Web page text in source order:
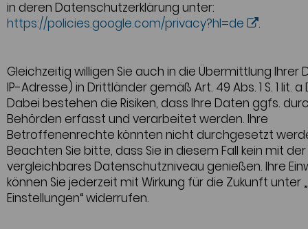
in deren Datenschutzerklärung unter:
https://policies.google.com/privacy?hl=de
.
Gleichzeitig willigen Sie auch in die Übermittlung Ihrer
IP-Adresse) in Drittländer gemäß Art. 49 Abs. 1 S. 1 lit. a
Dabei bestehen die Risiken, dass Ihre Daten ggfs.
Behörden erfasst und verarbeitet werden. Ihre
Betroffenenrechte könnten nicht durchgesetzt
Beachten Sie bitte, dass Sie in diesem Fall kein mit der
vergleichbares Datenschutzniveau genießen. Ihre
können Sie jederzeit mit Wirkung für die Zukunft unter
Einstellungen“ widerrufen.